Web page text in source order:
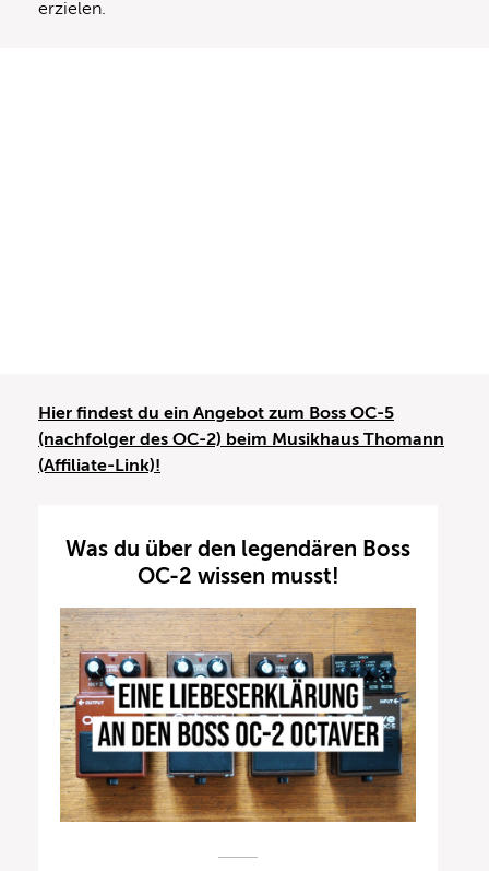
erzielen.
Hier findest du ein Angebot zum Boss OC-5
(nachfolger des OC-2) beim Musikhaus Thomann
(Affiliate-Link)!
Was du über den legendären Boss
OC-2 wissen musst!